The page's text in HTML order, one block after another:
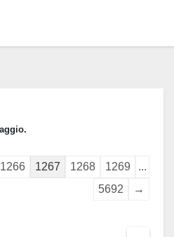
1266 1267 1268 1269
...
5692
→